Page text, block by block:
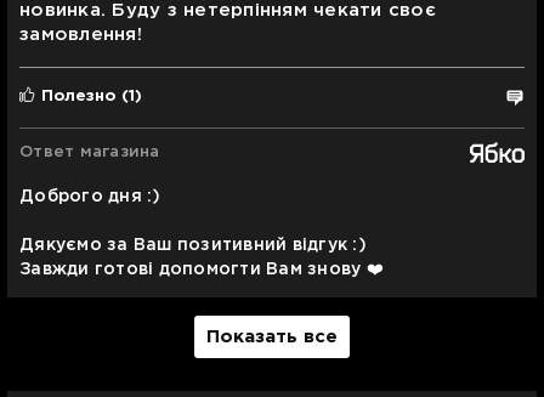
новинка. Буду з нетерпінням чекати своє
замовлення!
Полезно (1)
Ответ магазина
Доброго дня :)
Дякуємо за Ваш позитивний відгук :)
Завжди готові допомогти Вам знову ❤️
Показать все